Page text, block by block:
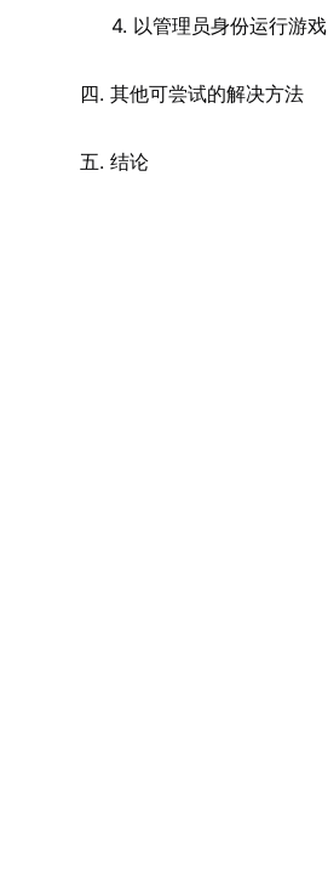
4. 以管理员身份运行游戏
四. 其他可尝试的解决方法
五. 结论